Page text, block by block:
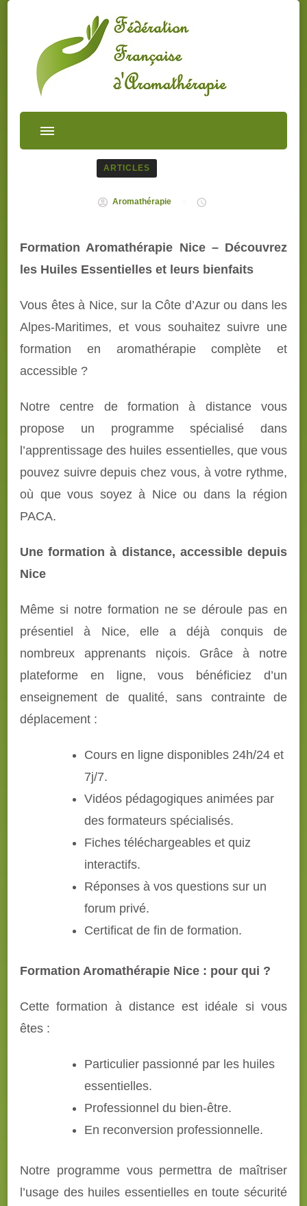
ARTICLES
Aromathérapie
Formation Aromathérapie Nice – Découvrez
les Huiles Essentielles et leurs bienfaits
Vous êtes à Nice, sur la Côte d’Azur ou dans les
Alpes-Maritimes, et vous souhaitez suivre une
formation en aromathérapie complète et
accessible ?
Notre centre de formation à distance vous
propose un programme spécialisé dans
l’apprentissage des huiles essentielles, que vous
pouvez suivre depuis chez vous, à votre rythme,
où que vous soyez à Nice ou dans la région
PACA.
Une formation à distance, accessible depuis
Nice
Même si notre formation ne se déroule pas en
présentiel à Nice, elle a déjà conquis de
nombreux apprenants niçois. Grâce à notre
plateforme en ligne, vous bénéficiez d’un
enseignement de qualité, sans contrainte de
déplacement :
Cours en ligne disponibles 24h/24 et
7j/7.
Vidéos pédagogiques animées par
des formateurs spécialisés.
Fiches téléchargeables et quiz
interactifs.
Réponses à vos questions sur un
forum privé.
Certificat de fin de formation.
Formation Aromathérapie Nice : pour qui ?
Cette formation à distance est idéale si vous
êtes :
Particulier passionné par les huiles
essentielles.
Professionnel du bien-être.
En reconversion professionnelle.
Notre programme vous permettra de maîtriser
l’usage des huiles essentielles en toute sécurité